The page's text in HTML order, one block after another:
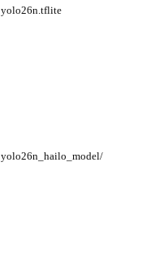
yolo26n.tflite
yolo26n_hailo_model/